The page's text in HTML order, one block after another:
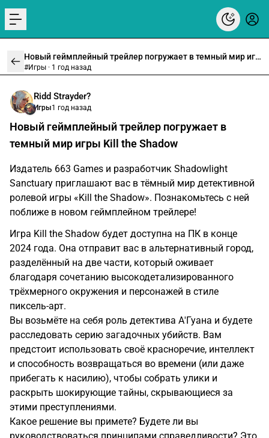
menu
Новый геймплейный трейлер погружает в темный мир игры Kill the Shadow
#Игры · 1 год назад
Ridd Strayder?
Игры1 год назад
Новый геймплейный трейлер погружает в
темный мир игры Kill the Shadow
Издатель 663 Games и разработчик Shadowlight
Sanctuary приглашают вас в тёмный мир детективной
ролевой игры «Kill the Shadow». Познакомьтесь с ней
поближе в новом геймплейном трейлере!
Игра Kill the Shadow будет доступна на ПК в конце
2024 года. Она отправит вас в альтернативный город,
разделённый на две части, который оживает
благодаря сочетанию высокодетализированного
трёхмерного окружения и персонажей в стиле
пиксель-арт.
Вы возьмёте на себя роль детектива А'Гуана и будете
расследовать серию загадочных убийств. Вам
предстоит использовать своё красноречие, интеллект
и способность возвращаться во времени (или даже
прибегать к насилию), чтобы собрать улики и
раскрыть шокирующие тайны, скрывающиеся за
этими преступлениями.
Какое решение вы примете? Будете ли вы